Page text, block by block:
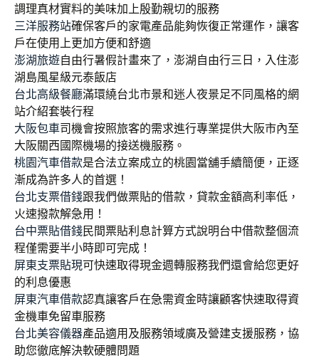
調理真材實料的美味加上殷勤親切的服務
三洋服務站確保客戶的家電產品能夠恢復正常運作，讓客
戶在使用上更加方便和舒適
澎湖旅遊自由行暑假計畫來了，澎湖自由行三日，入住澎
湖島風星級元泰飯店
台北高級餐廳滿環繞台北市景和迷人夜景足不同風格的網
站介紹套裝行程
大阪包車司機會按照旅客的需求進行專業提供大阪市內至
大阪關西國際機場的接送機服務。
桃園汽車借款是合法立案成立的桃園當舖手續簡便，正逐
漸成為許多人的首選！
台北支票借錢跟我們做票貼的借款，貸款金額高利率低，
火速撥款解急用！
台中票貼借錢民間票貼利息計算方式說明台中借款整個流
程僅需要半小時即可完成！
屏東支票貼現可快速取得現金週轉服務我們還會給您更好
的利息優惠
屏東汽車借款認真讓客戶在急需資金時讓顧客快速取得資
金機車免留車服務
台北美容儀器產品適用及服務領域廣及營建支援服務，協
助您徹底解決軟硬體問題